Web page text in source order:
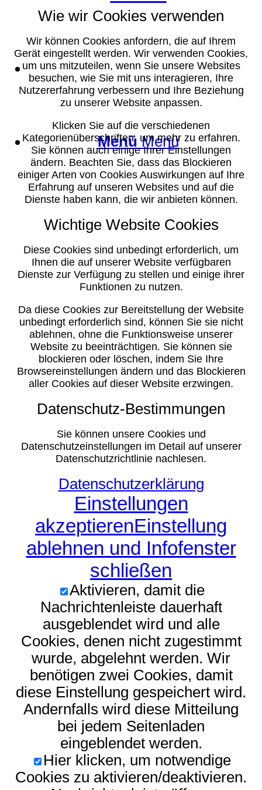
Suche
Menü Menü
Wie wir Cookies verwenden
Wir können Cookies anfordern, die auf Ihrem
Gerät eingestellt werden. Wir verwenden Cookies,
um uns mitzuteilen, wenn Sie unsere Websites
besuchen, wie Sie mit uns interagieren, Ihre
Nutzererfahrung verbessern und Ihre Beziehung
zu unserer Website anpassen.
Klicken Sie auf die verschiedenen
Kategorienüberschriften, um mehr zu erfahren.
Sie können auch einige Ihrer Einstellungen
ändern. Beachten Sie, dass das Blockieren
einiger Arten von Cookies Auswirkungen auf Ihre
Erfahrung auf unseren Websites und auf die
Dienste haben kann, die wir anbieten können.
Wichtige Website Cookies
Diese Cookies sind unbedingt erforderlich, um
Ihnen die auf unserer Website verfügbaren
Dienste zur Verfügung zu stellen und einige ihrer
Funktionen zu nutzen.
Da diese Cookies zur Bereitstellung der Website
unbedingt erforderlich sind, können Sie sie nicht
ablehnen, ohne die Funktionsweise unserer
Website zu beeinträchtigen. Sie können sie
blockieren oder löschen, indem Sie Ihre
Browsereinstellungen ändern und das Blockieren
aller Cookies auf dieser Website erzwingen.
Datenschutz-Bestimmungen
Sie können unsere Cookies und
Datenschutzeinstellungen im Detail auf unserer
Datenschutzrichtlinie nachlesen.
Datenschutzerklärung
Einstellungen
akzeptierenEinstellung
ablehnen und Infofenster
schließen
Aktivieren, damit die
Nachrichtenleiste dauerhaft
ausgeblendet wird und alle
Cookies, denen nicht zugestimmt
wurde, abgelehnt werden. Wir
benötigen zwei Cookies, damit
diese Einstellung gespeichert wird.
Andernfalls wird diese Mitteilung
bei jedem Seitenladen
eingeblendet werden.
Hier klicken, um notwendige
Cookies zu aktivieren/deaktivieren.